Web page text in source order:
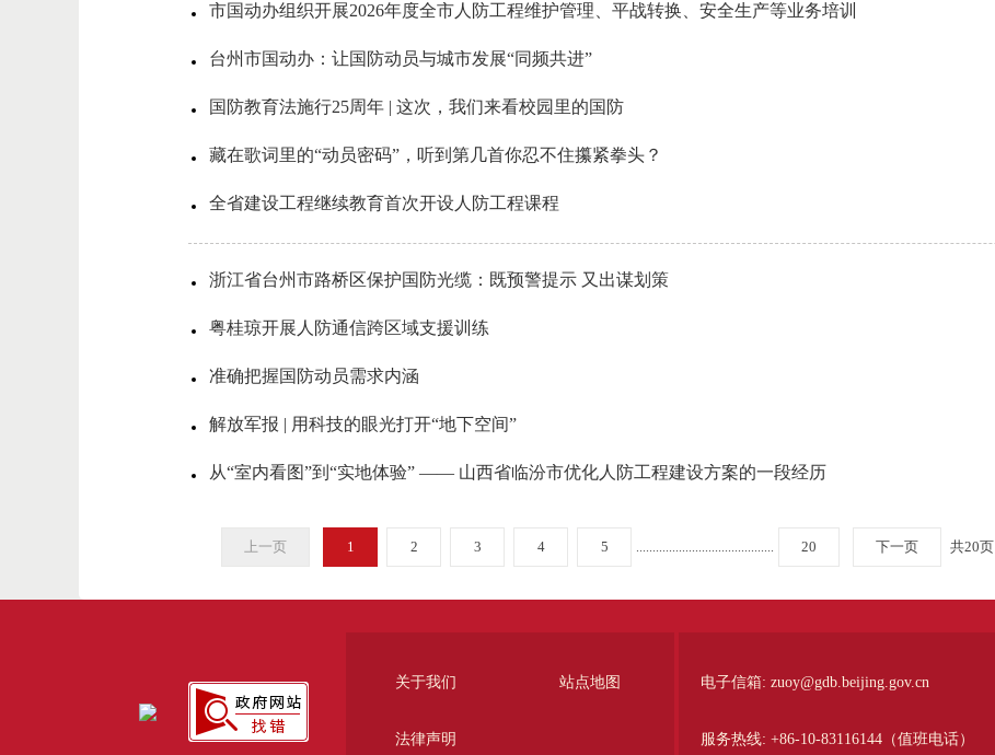
市国动办组织开展2026年度全市人防工程维护管理、平战转换、安全生产等业务培训
台州市国动办：让国防动员与城市发展“同频共进”
国防教育法施行25周年 | 这次，我们来看校园里的国防
藏在歌词里的“动员密码”，听到第几首你忍不住攥紧拳头？
全省建设工程继续教育首次开设人防工程课程
浙江省台州市路桥区保护国防光缆：既预警提示 又出谋划策
粤桂琼开展人防通信跨区域支援训练
准确把握国防动员需求内涵
解放军报 | 用科技的眼光打开“地下空间”
从“室内看图”到“实地体验” —— 山西省临汾市优化人防工程建设方案的一段经历
上一页 1 2 3 4 5 .......................................... 20 下一页 共20页
关于我们 站点地图
法律声明
电子信箱: zuoy@gdb.beijing.gov.cn
服务热线: +86-10-83116144（值班电话）